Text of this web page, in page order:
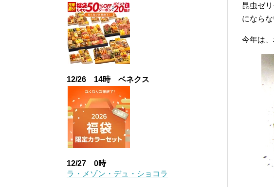
昆虫ゼ
になら
今年は
12/26 14時 ベネクス
12/27 0時
ラ・メゾン・デュ・ショコラ